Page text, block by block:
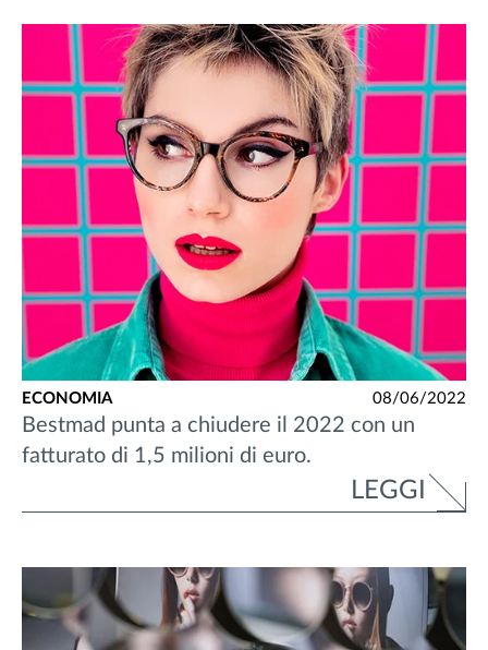
ECONOMIA 08/06/2022
Bestmad punta a chiudere il 2022 con un
fatturato di 1,5 milioni di euro.
LEGGI